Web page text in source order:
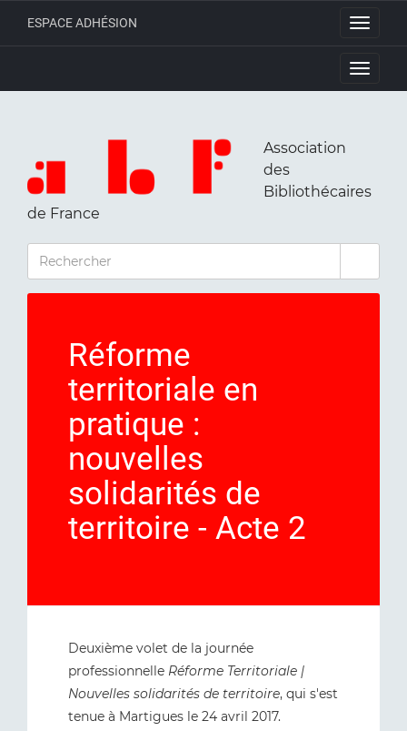
Toggle
ESPACE ADHÉSION
Toggle
Association
des
Bibliothécaires
de France
RECHERCHER
Réforme
territoriale en
pratique :
nouvelles
solidarités de
territoire - Acte 2
Deuxième volet de la journée
professionnelle Réforme Territoriale |
Nouvelles solidarités de territoire, qui s'est
tenue à Martigues le 24 avril 2017.